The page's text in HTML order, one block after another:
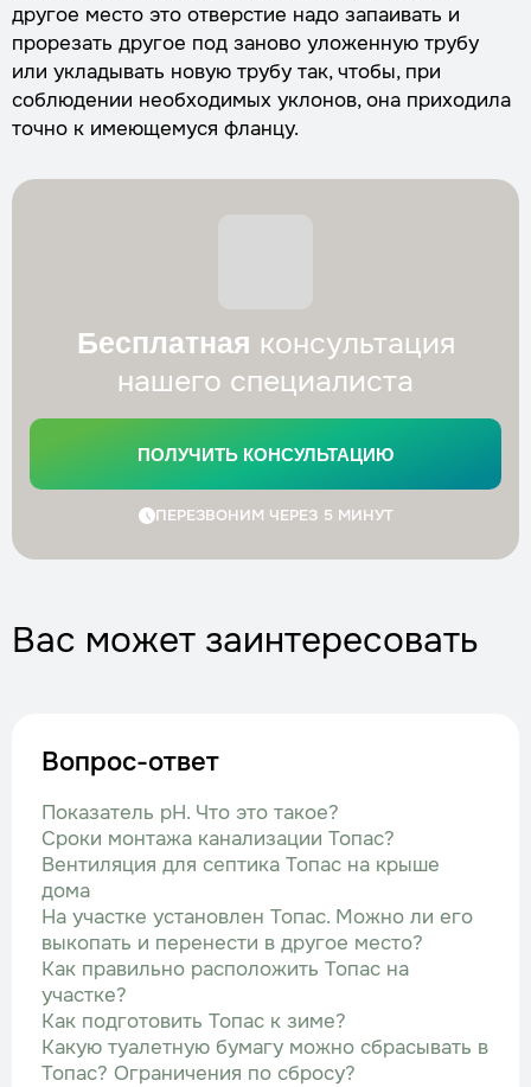
другое место это отверстие надо запаивать и
прорезать другое под заново уложенную трубу
или укладывать новую трубу так, чтобы, при
соблюдении необходимых уклонов, она приходила
точно к имеющемуся фланцу.
Бесплатная консультация
нашего специалиста
ПОЛУЧИТЬ КОНСУЛЬТАЦИЮ
ПЕРЕЗВОНИМ ЧЕРЕЗ 5 МИНУТ
Вас может заинтересовать
Вопрос-ответ
Показатель рН. Что это такое?
Сроки монтажа канализации Топас?
Вентиляция для септика Топас на крыше
дома
На участке установлен Топас. Можно ли его
выкопать и перенести в другое место?
Как правильно расположить Топас на
участке?
Как подготовить Топас к зиме?
Какую туалетную бумагу можно сбрасывать в
Топас? Ограничения по сбросу?